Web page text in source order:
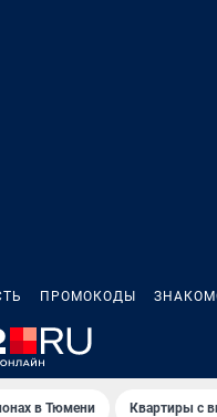
ПРОМОКОДЫ
в Тюмени Квартиры с